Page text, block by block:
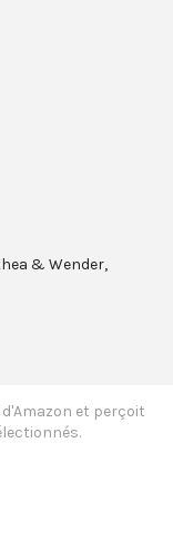
& Wender,
et perçoit